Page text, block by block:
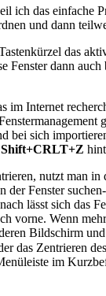
das einfache
und dann
das
dann
im Internet
sich
Shift+CRLT+Z
nutzt man
Fenster
lässt sich das
vorne. Wenn
Bildschirm
das Zentrieren
im